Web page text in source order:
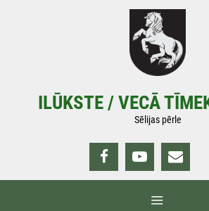
ILŪKSTE / VECĀ
Sēlijas pērle